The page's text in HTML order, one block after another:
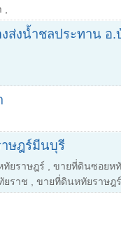
ส่งน้ำชลประทาน อ.
ษฎร์มีนบุรี
ยราษฎร์
ขายที่ดินซอยห
ยราช ขายที่ดินหทัยราษฎร์